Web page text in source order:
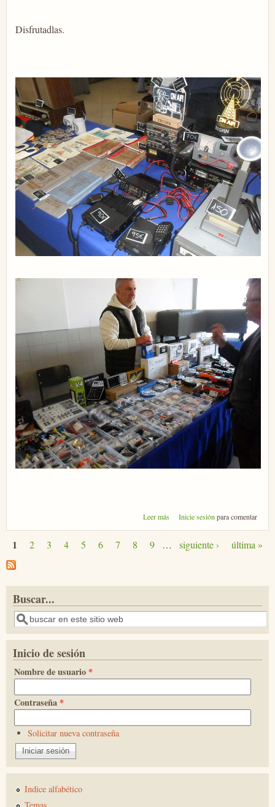
Disfrutadlas.
Leer más sobre Fotos del encuentro de
Inicie sesión para comentar
Páginas
1 2 3 4 5 6 7 8 9 … siguiente › última »
Buscar...
Buscar
Inicio de sesión
Nombre de usuario *
Contraseña *
Solicitar nueva contraseña
Indice alfabético